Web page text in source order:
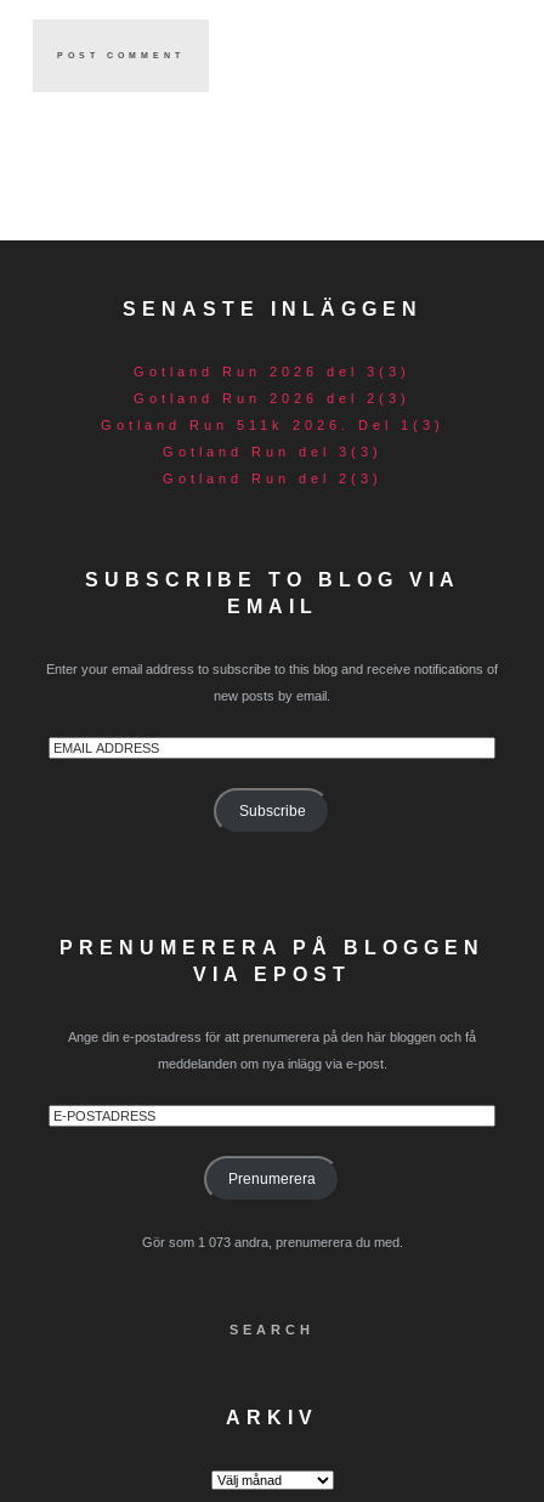
SENASTE INLÄGGEN
Gotland Run 2026 del 3(3)
Gotland Run 2026 del 2(3)
Gotland Run 511k 2026. Del 1(3)
Gotland Run del 3(3)
Gotland Run del 2(3)
SUBSCRIBE TO BLOG VIA
EMAIL
Enter your email address to subscribe to this blog and receive notifications of
new posts by email.
Email
Subscribe
PRENUMERERA PÅ BLOGGEN
VIA EPOST
Ange din e-postadress för att prenumerera på den här bloggen och få
meddelanden om nya inlägg via e-post.
E-
Prenumerera
Gör som 1 073 andra, prenumerera du med.
SEARCH
ARKIV
Arkiv